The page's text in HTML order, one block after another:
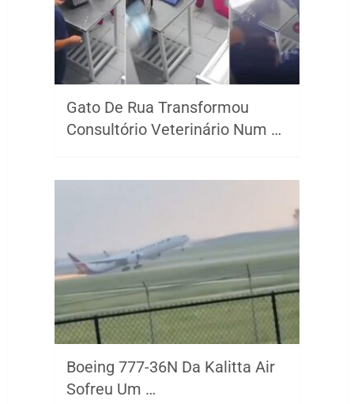
Gato De Rua Transformou
Consultório Veterinário Num …
Boeing 777-36N Da Kalitta Air
Sofreu Um …